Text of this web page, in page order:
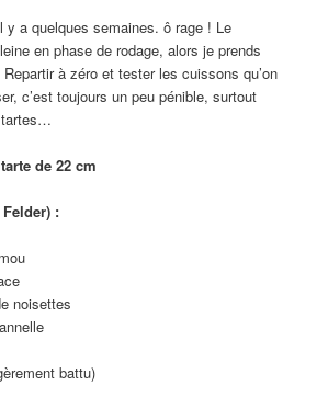
y a quelques semaines. ô rage ! Le
en phase de rodage, alors je prends
à zéro et tester les cuissons qu’on
c’est toujours un peu pénible, surtout
tartes…
de 22 cm
:
noisettes
battu)